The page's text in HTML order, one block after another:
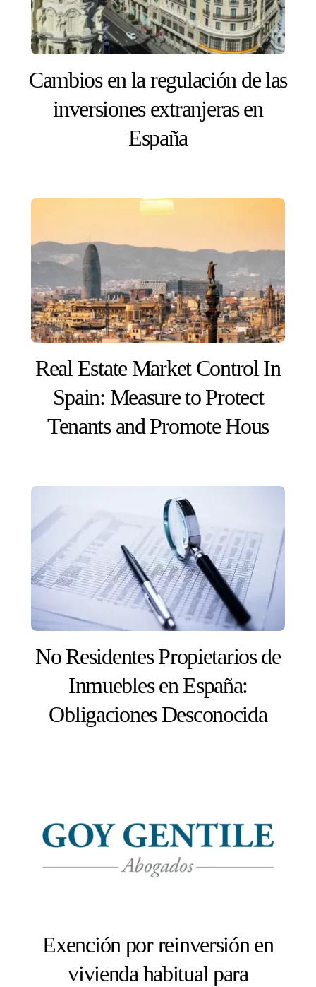
Cambios en la regulación de las
inversiones extranjeras en
España
Real Estate Market Control In
Spain: Measure to Protect
Tenants and Promote Hous
No Residentes Propietarios de
Inmuebles en España:
Obligaciones Desconocida
Exención por reinversión en
vivienda habitual para